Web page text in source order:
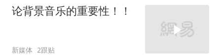
论背景音乐的重要性！！
新媒体 2跟贴